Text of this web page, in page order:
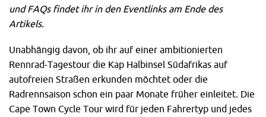
und FAQs findet ihr in den Eventlinks am Ende des
Artikels.
Unabhängig davon, ob ihr auf einer ambitionierten
Rennrad-Tagestour die Kap Halbinsel Südafrikas auf
autofreien Straßen erkunden möchtet oder die
Radrennsaison schon ein paar Monate früher einleitet. Die
Cape Town Cycle Tour wird für jeden Fahrertyp und jedes